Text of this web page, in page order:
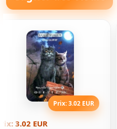
Prix: 3.02 EUR
3.02 EUR